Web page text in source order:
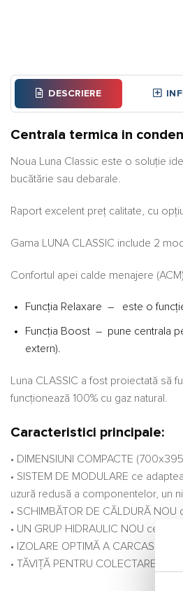
DESCRIERE
Centrala termica in
Noua Luna Classic este o soluție
bucătărie sau debarale.
Raport excelent preț calitate, cu
Gama LUNA CLASSIC include 2
Confortul apei calde menajere
Funcția Relaxare – este o
Funcția Boost – pune centrala
extern).
Luna CLASSIC a fost proiectată
funcționează 100% cu gaz natural.
Caracteristici principale:
• DIMENSIUNI COMPACTE
• SISTEM DE MODULARE ce
uzură redusă a componentelor, un
• SCHIMBĂTOR DE CĂLDURĂ
• UN GRUP HIDRAULIC NOU ce
• IZOLARE OPTIMĂ A CARCASEI
• TĂVIȚĂ PENTRU COLECTAREA